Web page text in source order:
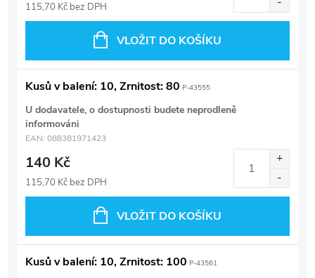
115,70 Kč bez DPH
VLOŽIT DO KOŠÍKU
Kusů v balení: 10, Zrnitost: 80 P-43555
U dodavatele, o dostupnosti budete neprodleně
informováni
EAN: 088381971423
140 Kč
115,70 Kč bez DPH
VLOŽIT DO KOŠÍKU
Kusů v balení: 10, Zrnitost: 100 P-43561